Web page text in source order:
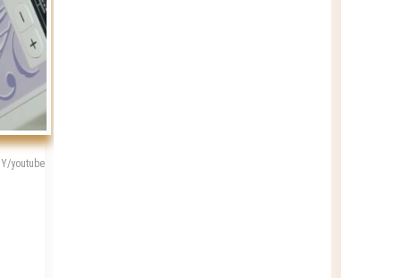
youtube